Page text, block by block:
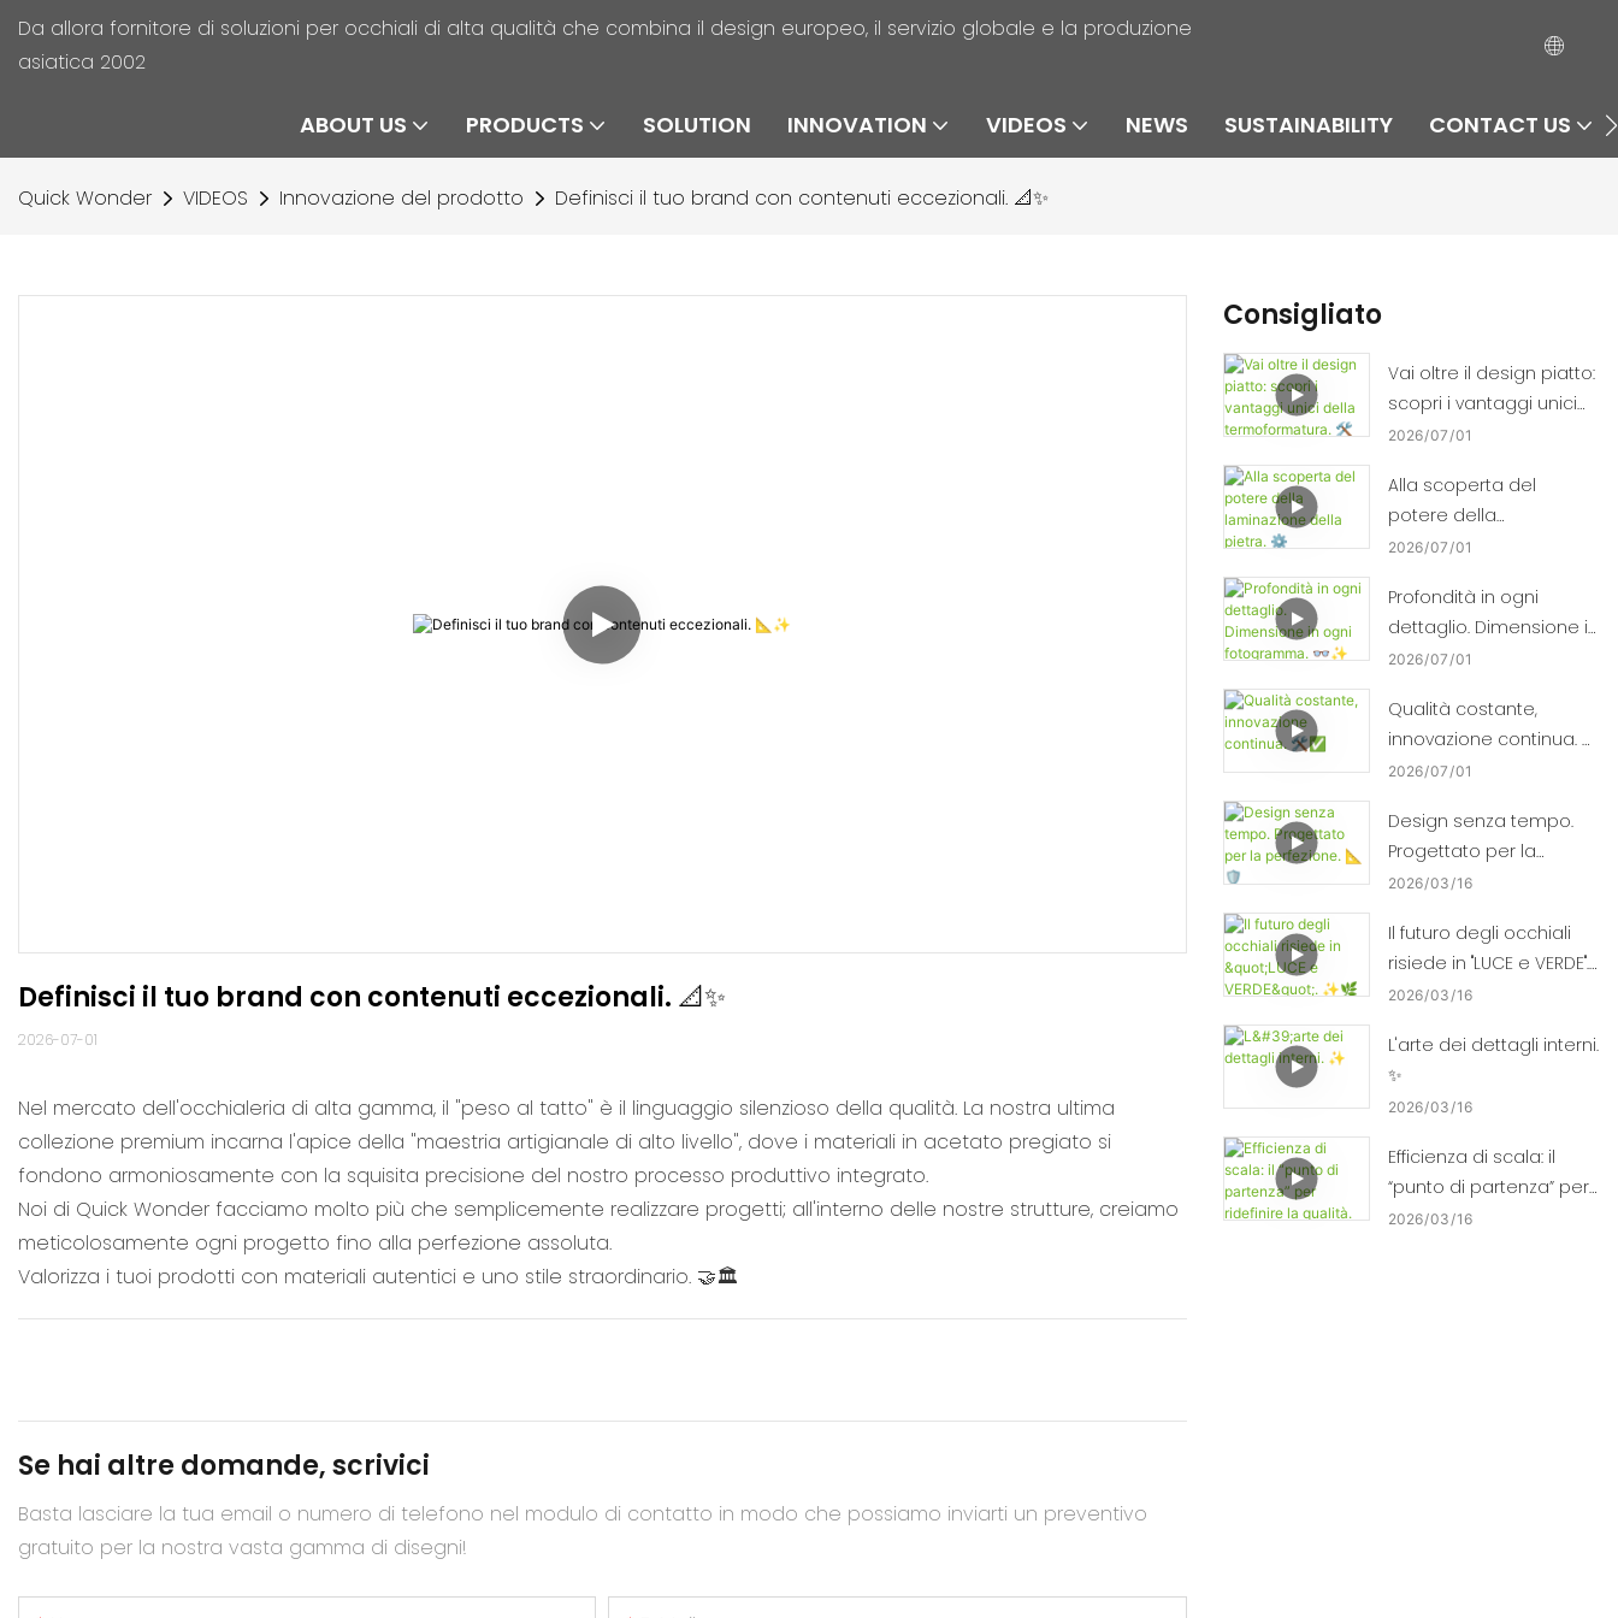
Da allora fornitore di soluzioni per occhiali di alta qualità che combina il design europeo, il servizio globale e la produzione
asiatica 2002
ABOUT US PRODUCTS SOLUTION INNOVATION VIDEOS NEWS SUSTAINABILITY CONTACT US
Quick Wonder VIDEOS Innovazione del prodotto Definisci il tuo brand con contenuti eccezionali. 📐✨
Definisci il tuo brand con contenuti eccezionali. 📐✨
2026-07-01
Nel mercato dell'occhialeria di alta gamma, il "peso al tatto" è il linguaggio silenzioso della qualità. La nostra ultima
collezione premium incarna l'apice della "maestria artigianale di alto livello", dove i materiali in acetato pregiato si
fondono armoniosamente con la squisita precisione del nostro processo produttivo integrato.
Noi di Quick Wonder facciamo molto più che semplicemente realizzare progetti; all'interno delle nostre strutture, creiamo
meticolosamente ogni progetto fino alla perfezione assoluta.
Valorizza i tuoi prodotti con materiali autentici e uno stile straordinario. 🤝🏛️
Se hai altre domande, scrivici
Basta lasciare la tua email o numero di telefono nel modulo di contatto in modo che possiamo inviarti un preventivo
gratuito per la nostra vasta gamma di disegni!
Consigliato
Vai oltre il design piatto:
scopri i vantaggi unici
della termoformatura.
2026 07 01
Alla scoperta del
potere della
laminazione della
2026 07 01
Profondità in ogni
dettaglio. Dimensione in
ogni fotogramma. 👓✨
2026 07 01
Qualità costante,
innovazione continua. 🛠️
✅
2026 07 01
Design senza tempo.
Progettato per la
perfezione. 📐🛡️
2026 03 16
Il futuro degli occhiali
risiede in "LUCE e VERDE".
✨🌿
2026 03 16
L'arte dei dettagli interni.
✨
2026 03 16
Efficienza di scala: il
“punto di partenza” per
ridefinire la qualità. ⚡⚙️
2026 03 16